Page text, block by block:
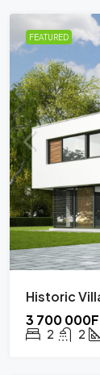
FEATURED
Historic
3 700
2 2